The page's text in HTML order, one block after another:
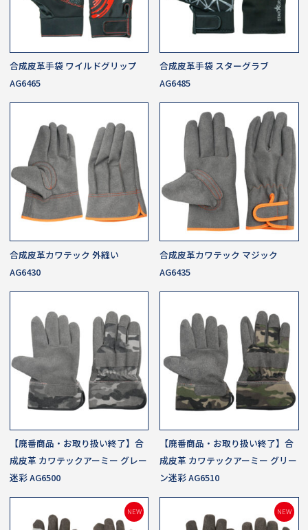
合成皮革手袋 ワイルドグリップ
AG6465
合成皮革手袋 スターグラブ
AG6485
合成皮革カワテック 外縫い
AG6430
合成皮革カワテック マジック
AG6435
【廃番商品・お取り扱い終了】合
成皮革 カワテックアーミー グレー
迷彩 AG6500
【廃番商品・お取り扱い終了】合
成皮革 カワテックアーミー グリー
ン迷彩 AG6510
NEW NEW